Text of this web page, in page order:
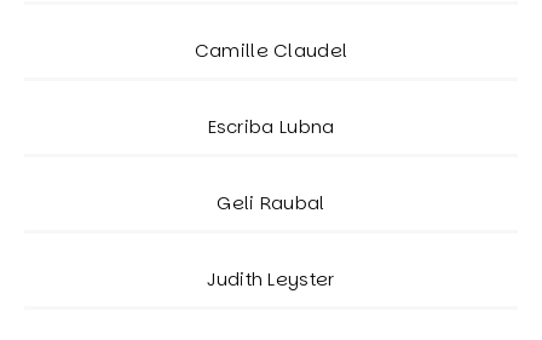
Camille Claudel
Escriba Lubna
Geli Raubal
Judith Leyster